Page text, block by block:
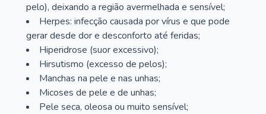
pelo), deixando a região avermelhada e sensível;
Herpes: infecção causada por vírus e que pode
gerar desde dor e desconforto até feridas;
Hiperidrose (suor excessivo);
Hirsutismo (excesso de pelos);
Manchas na pele e nas unhas;
Micoses de pele e de unhas;
Pele seca, oleosa ou muito sensível;